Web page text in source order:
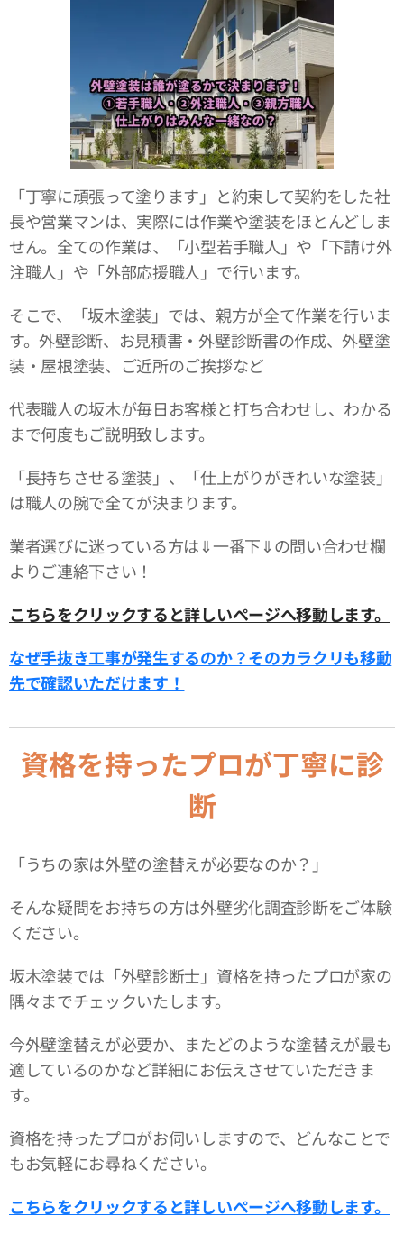
「丁寧に頑張って塗ります」と約束して契約をした社
長や営業マンは、実際には作業や塗装をほとんどしま
せん。全ての作業は、「小型若手職人」や「下請け外
注職人」や「外部応援職人」で行います。
そこで、「坂木塗装」では、親方が全て作業を行いま
す。外壁診断、お見積書・外壁診断書の作成、外壁塗
装・屋根塗装、ご近所のご挨拶など
代表職人の坂木が毎日お客様と打ち合わせし、わかる
まで何度もご説明致します。
「長持ちさせる塗装」、「仕上がりがきれいな塗装」
は職人の腕で全てが決まります。
業者選びに迷っている方は⇓一番下⇓の問い合わせ欄
よりご連絡下さい！
こちらをクリックすると詳しいページへ移動します。
なぜ手抜き工事が発生するのか？そのカラクリも移動
先で確認いただけます！
資格を持ったプロが丁寧に診
断
「うちの家は外壁の塗替えが必要なのか？」
そんな疑問をお持ちの方は外壁劣化調査診断をご体験
ください。
坂木塗装では「外壁診断士」資格を持ったプロが家の
隅々までチェックいたします。
今外壁塗替えが必要か、またどのような塗替えが最も
適しているのかなど詳細にお伝えさせていただきま
す。
資格を持ったプロがお伺いしますので、どんなことで
もお気軽にお尋ねください。
こちらをクリックすると詳しいページへ移動します。